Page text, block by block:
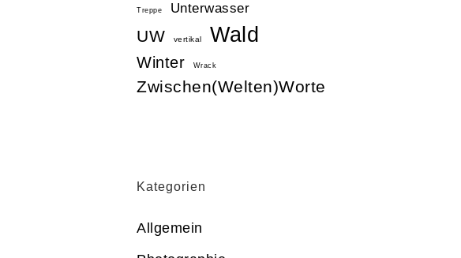
Treppe Unterwasser
UW vertikal Wald
Winter Wrack
Zwischen(Welten)Worte
Kategorien
Allgemein